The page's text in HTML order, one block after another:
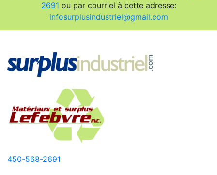
2691 ou par courriel à cette adresse:
infosurplusindustriel@gmail.com
450-568-2691